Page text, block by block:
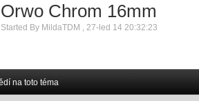
Orwo Chrom 16mm
Started By MildaTDM ,27-led 14 20:32:23
na toto téma